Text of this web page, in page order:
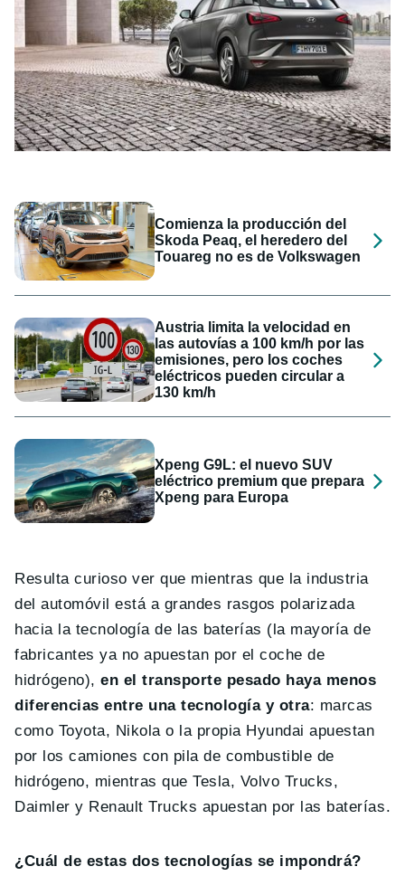
Comienza la producción del
Skoda Peaq, el heredero del
Touareg no es de Volkswagen
Austria limita la velocidad en
las autovías a 100 km/h por las
emisiones, pero los coches
eléctricos pueden circular a
130 km/h
Xpeng G9L: el nuevo SUV
eléctrico premium que prepara
Xpeng para Europa
Resulta curioso ver que mientras que la industria
del automóvil está a grandes rasgos polarizada
hacia la tecnología de las baterías (la mayoría de
fabricantes ya no apuestan por el coche de
hidrógeno),en el transporte pesado haya menos
diferencias entre una tecnología y otra: marcas
como Toyota, Nikola o la propia Hyundai apuestan
por los camiones con pila de combustible de
hidrógeno, mientras que Tesla, Volvo Trucks,
Daimler y Renault Trucks apuestan por las baterías.
¿Cuál de estas dos tecnologías se impondrá?